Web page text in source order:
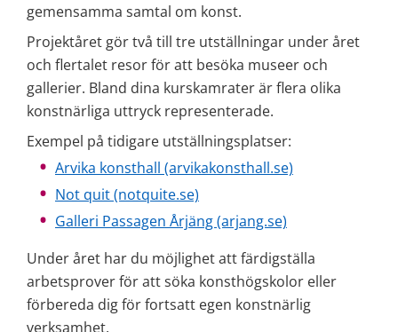
gemensamma samtal om konst.
Projektåret gör två till tre utställningar under året
och flertalet resor för att besöka museer och
gallerier. Bland dina kurskamrater är flera olika
konstnärliga uttryck representerade.
Exempel på tidigare utställningsplatser:
Arvika konsthall (arvikakonsthall.se)
Not quit (notquite.se)
Galleri Passagen Årjäng (arjang.se)
Under året har du möjlighet att färdigställa
arbetsprover för att söka konsthögskolor eller
förbereda dig för fortsatt egen konstnärlig
verksamhet.